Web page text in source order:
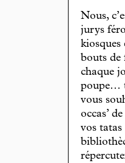
Nous,
jurys
kiosques
bouts de
chaque
poupe…
vous
occas’
vos tatas